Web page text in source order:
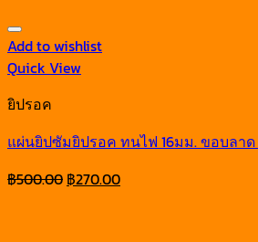
Add to wishlist
Quick View
ยิปรอค
แผ่นยิปซัมยิปรอค ทนไฟ 16มม. ขอบลาด
฿500.00 Original
฿270.00Current